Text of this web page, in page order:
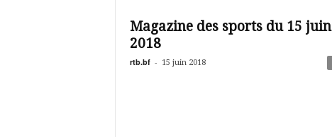
Magazine des sports du 15 juin
2018
rtb.bf - 15 juin 2018